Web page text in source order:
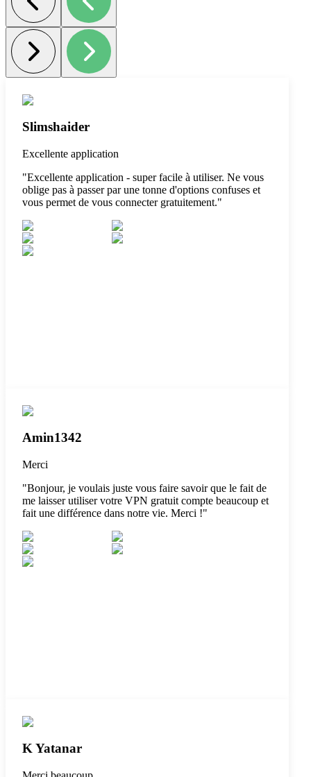
Slimshaider
Excellente application
"Excellente application - super facile à utiliser. Ne vous
oblige pas à passer par une tonne d'options confuses et
vous permet de vous connecter gratuitement."
Amin1342
Merci
"Bonjour, je voulais juste vous faire savoir que le fait de
me laisser utiliser votre VPN gratuit compte beaucoup et
fait une différence dans notre vie. Merci !"
K Yatanar